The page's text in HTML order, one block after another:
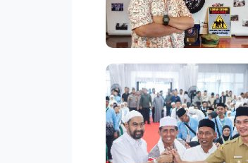
Kapolri. Namun Aceh
pergantian Kapolda
Indonesia.